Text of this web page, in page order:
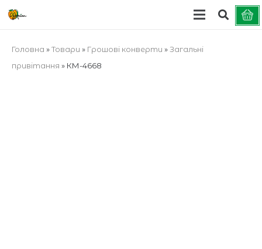
Головна »Товари » Грошові конверти »Загальні
привітання » КМ-4668